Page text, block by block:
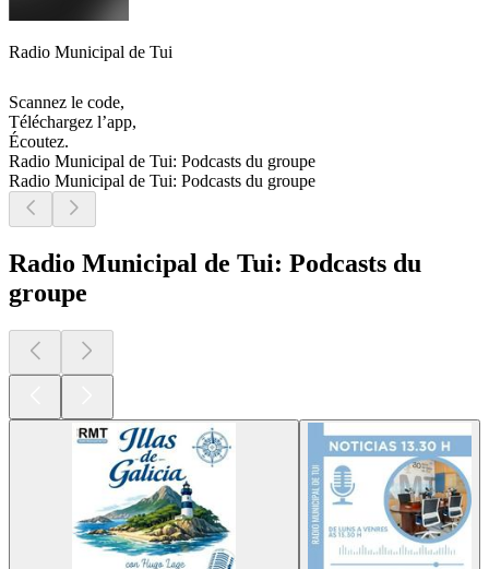
Radio Municipal de Tui
Scannez le code,
Téléchargez l’app,
Écoutez.
Radio Municipal de Tui: Podcasts du groupe
Radio Municipal de Tui: Podcasts du groupe
Radio Municipal de Tui: Podcasts du
groupe